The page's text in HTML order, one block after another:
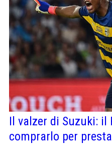
Il valzer di Suzuki: il
comprarlo per